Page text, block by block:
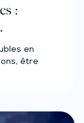
:
en
être